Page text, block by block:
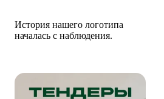
История нашего логотипа
началась с наблюдения.